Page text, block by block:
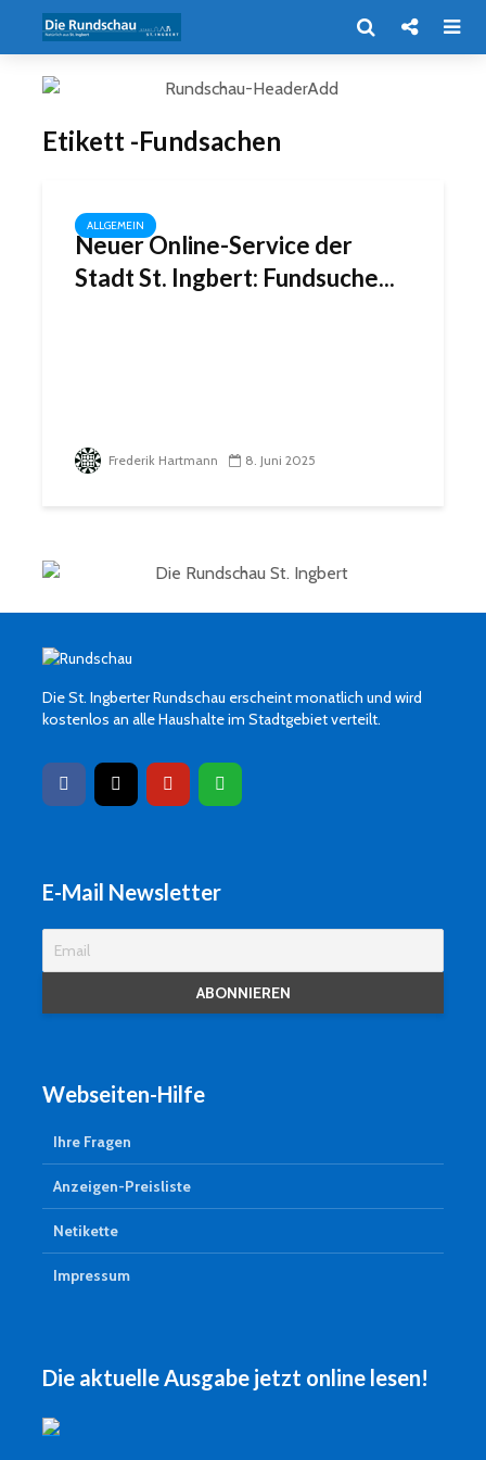
Etikett -Fundsachen
ALLGEMEIN
Neuer Online-Service der
Stadt St. Ingbert: Fundsuche...
Frederik Hartmann 8. Juni 2025
Die St. Ingberter Rundschau erscheint monatlich und wird
kostenlos an alle Haushalte im Stadtgebiet verteilt.
E-Mail Newsletter
Webseiten-Hilfe
Ihre Fragen
Anzeigen-Preisliste
Netikette
Impressum
Die aktuelle Ausgabe jetzt online lesen!